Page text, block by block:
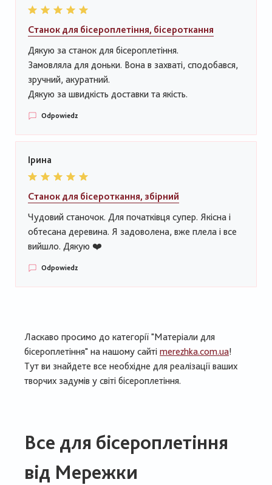
Станок для бісероплетіння, бісероткання
Дякую за станок для бісероплетіння.
Замовляла для доньки. Вона в захваті, сподобався,
зручний, акуратний.
Дякую за швидкість доставки та якість.
Odpowiedz
Ірина
Станок для бісероткання, збірний
Чудовий станочок. Для початківця супер. Якісна і
обтесана деревина. Я задоволена, вже плела і все
вийшло. Дякую ❤️
Odpowiedz
Ласкаво просимо до категорії "Матеріали для
бісероплетіння" на нашому сайті merezhka.com.ua!
Тут ви знайдете все необхідне для реалізації ваших
творчих задумів у світі бісероплетіння.
Все для бісероплетіння
від Мережки